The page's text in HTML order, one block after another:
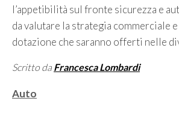
l’appetibilità sul fronte sicurezza e
da valutare la strategia commerciale
dotazione che saranno offerti nelle
Scritto da Francesca Lombardi
Categorie
Auto